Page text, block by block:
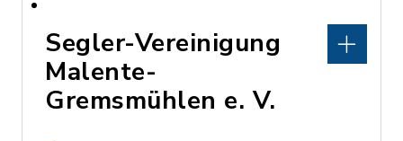
Segler-Vereinigung
Malente-
Gremsmühlen e. V.